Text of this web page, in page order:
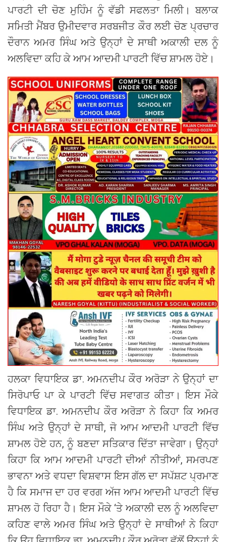
ਪਾਰਟੀ ਦੀ ਚੋਣ ਮੁਹਿੰਮ ਨੂੰ ਵੱਡੀ ਸਫਲਤਾ ਮਿਲੀ। ਬਲਾਕ
ਸਮਿਤੀ ਮੈਂਬਰ ਉਮੀਦਵਾਰ ਸਰਬਜੀਤ ਕੌਰ ਲਈ ਚੋਣ ਪ੍ਰਚਾਰ
ਦੌਰਾਨ ਅਮਰ ਸਿੰਘ ਅਤੇ ਉਨ੍ਹਾਂ ਦੇ ਸਾਥੀ ਅਕਾਲੀ ਦਲ ਨੂੰ
ਅਲਵਿਦਾ ਕਹਿ ਕੇ ਆਮ ਆਦਮੀ ਪਾਰਟੀ ਵਿੱਚ ਸ਼ਾਮਲ ਹੋਏ।
ਹਲਕਾ ਵਿਧਾਇਕ ਡਾ. ਅਮਨਦੀਪ ਕੌਰ ਅਰੋੜਾ ਨੇ ਉਨ੍ਹਾਂ ਦਾ
ਸਿਰੋਪਾਓ ਪਾ ਕੇ ਪਾਰਟੀ ਵਿੱਚ ਸਵਾਗਤ ਕੀਤਾ। ਇਸ ਮੌਕੇ
ਵਿਧਾਇਕ ਡਾ. ਅਮਨਦੀਪ ਕੌਰ ਅਰੋੜਾ ਨੇ ਕਿਹਾ ਕਿ ਅਮਰ
ਸਿੰਘ ਅਤੇ ਉਨ੍ਹਾਂ ਦੇ ਸਾਥੀ, ਜੋ ਆਮ ਆਦਮੀ ਪਾਰਟੀ ਵਿੱਚ
ਸ਼ਾਮਲ ਹੋਏ ਹਨ, ਨੂੰ ਬਣਦਾ ਸਤਿਕਾਰ ਦਿੱਤਾ ਜਾਵੇਗਾ। ਉਨ੍ਹਾਂ
ਕਿਹਾ ਕਿ ਆਮ ਆਦਮੀ ਪਾਰਟੀ ਦੀਆਂ ਨੀਤੀਆਂ, ਸਮਰਪਣ
ਭਾਵਨਾ ਅਤੇ ਵਧਦਾ ਵਿਸ਼ਵਾਸ ਇਸ ਗੱਲ ਦਾ ਸਪੱਸ਼ਟ ਪ੍ਰਮਾਣ
ਹੈ ਕਿ ਸਮਾਜ ਦਾ ਹਰ ਵਰਗ ਅੱਜ ਆਮ ਆਦਮੀ ਪਾਰਟੀ ਵਿੱਚ
ਸ਼ਾਮਲ ਹੋ ਰਿਹਾ ਹੈ। ਇਸ ਮੌਕੇ ‘ਤੇ ਅਕਾਲੀ ਦਲ ਨੂੰ ਅਲਵਿਦਾ
ਕਹਿਣ ਵਾਲੇ ਅਮਰ ਸਿੰਘ ਅਤੇ ਉਨ੍ਹਾਂ ਦੇ ਸਾਥੀਆਂ ਨੇ ਕਿਹਾ